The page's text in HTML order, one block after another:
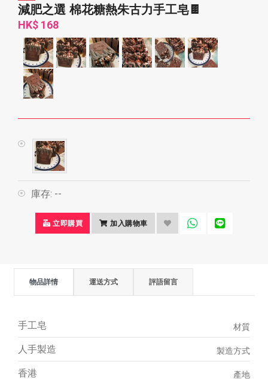
減肥之選 棉花糖熱朱古力手工皂🍫
HK$ 168
庫存: --
立即購買 加入購物車
物品詳情 運送方式 評語留言
材質
手工皂
製造方式
人手製造
產地
香港